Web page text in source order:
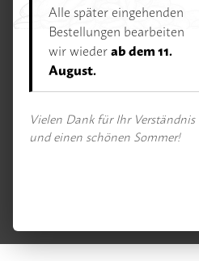
Kaffee
Alle später eingehenden
Bestellungen bearbeiten
wir wiederab dem 11.
August.
Vielen Dank für Ihr Verständnis
und einen schönen Sommer!